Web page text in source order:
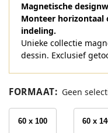
Magnetische
Monteer horizontaal
indeling.
Unieke collectie
dessin. Exclusief
FORMAAT: Geen
60 x 100 60 x